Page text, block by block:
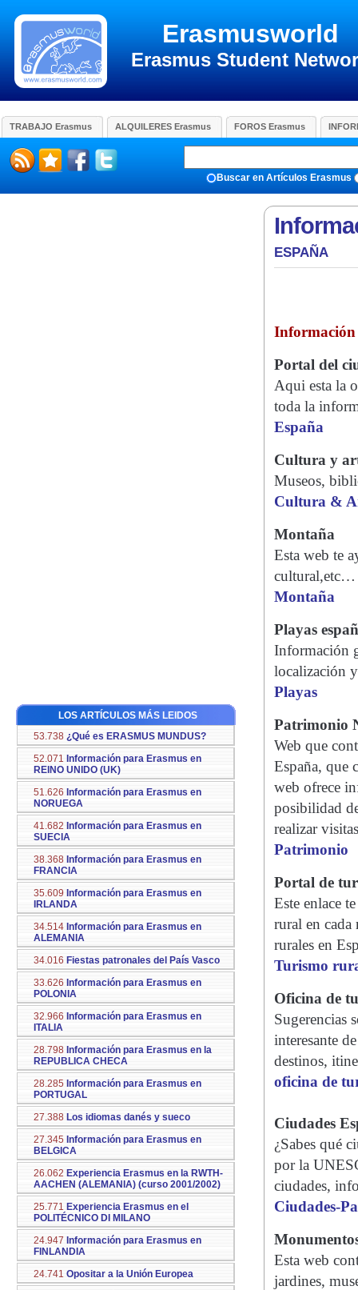
Erasmusworld
Erasmus Student
TRABAJO Erasmus ALQUILERES Erasmus FOROS Erasmus
Buscar en Artículos Erasmus
LOS ARTÍCULOS MÁS LEIDOS
53.738 ¿Qué es ERASMUS MUNDUS?
52.071 Información para Erasmus en
REINO UNIDO (UK)
51.626 Información para Erasmus en
NORUEGA
41.682 Información para Erasmus en
SUECIA
38.368 Información para Erasmus en
FRANCIA
35.609 Información para Erasmus en
IRLANDA
34.514 Información para Erasmus en
ALEMANIA
34.016 Fiestas patronales del País Vasco
33.626 Información para Erasmus en
POLONIA
32.966 Información para Erasmus en
ITALIA
28.798 Información para Erasmus en la
REPUBLICA CHECA
28.285 Información para Erasmus en
PORTUGAL
27.388 Los idiomas danés y sueco
27.345 Información para Erasmus en
BELGICA
26.062 Experiencia Erasmus en la RWTH-
AACHEN (ALEMANIA) (curso 2001/2002)
25.771 Experiencia Erasmus en el
POLITÉCNICO DI MILANO
24.947 Información para Erasmus en
FINLANDIA
24.741 Opositar a la Unión Europea
ESPAÑA
Información
Portal del
Aqui esta la
toda la
España
Cultura y
Museos,
Cultura &
Montaña
Esta web te
cultural,etc…
Montaña
Playas
Información
localización
Playas
Patrimonio
Web que
España, que
web ofrece
posibilidad
realizar
Patrimonio
Portal de
Este enlace
rural en
rurales en
Turismo
Oficina de
Sugerencias
interesante
destinos,
oficina de
Ciudades
¿Sabes qué
por la
ciudades,
Ciudades-
Esta web
jardines,